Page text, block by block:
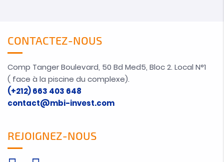
CONTACTEZ-NOUS
Comp Tanger Boulevard, 50 Bd Med5, Bloc 2. Local N°1
( face à la piscine du complexe).
(+212) 663 403 648
contact@mbi-invest.com
REJOIGNEZ-NOUS